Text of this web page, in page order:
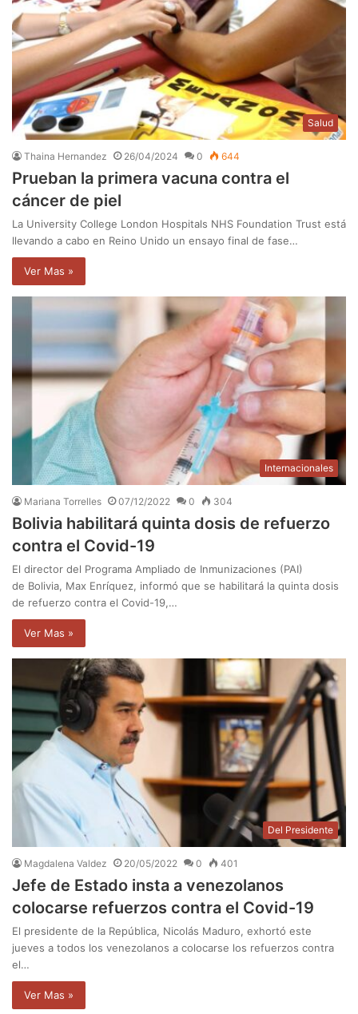
Salud
Thaina Hernandez 26/04/2024 0 644
Prueban la primera vacuna contra el
cáncer de piel
La University College London Hospitals NHS Foundation Trust está
llevando a cabo en Reino Unido un ensayo final de fase…
Ver Mas »
Internacionales
Mariana Torrelles 07/12/2022 0 304
Bolivia habilitará quinta dosis de refuerzo
contra el Covid-19
El director del Programa Ampliado de Inmunizaciones (PAI)
de Bolivia, Max Enríquez, informó que se habilitará la quinta dosis
de refuerzo contra el Covid-19,…
Ver Mas »
Del Presidente
Magdalena Valdez 20/05/2022 0 401
Jefe de Estado insta a venezolanos
colocarse refuerzos contra el Covid-19
El presidente de la República, Nicolás Maduro, exhortó este
jueves a todos los venezolanos a colocarse los refuerzos contra
el…
Ver Mas »